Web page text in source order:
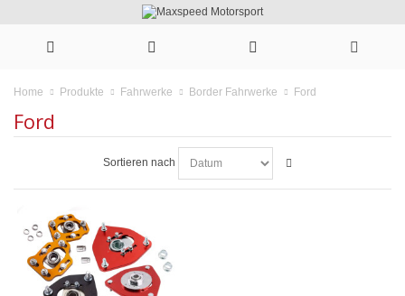
Home Produkte Fahrwerke Border Fahrwerke Ford
Ford
Sortieren nach